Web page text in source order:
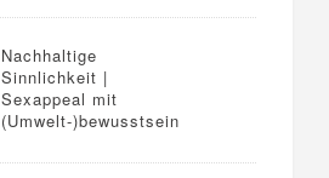
Nachhaltige
Sinnlichkeit |
Sexappeal mit
(Umwelt-)bewusstsein